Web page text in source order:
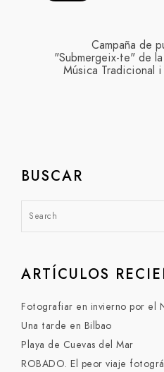
Campaña de
"Submergeix-te" de
Música Tradicional
BUSCAR
ARTÍCULOS
Fotografiar en invierno por el
Una tarde en Bilbao
Playa de Cuevas del Mar
ROBADO. El peor viaje